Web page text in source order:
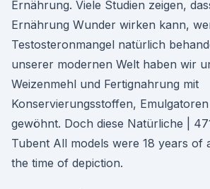
Ernährung. Viele Studien zeigen,
Ernährung Wunder wirken kann,
Testosteronmangel natürlich
unserer modernen Welt haben wir
Weizenmehl und Fertignahrung mit
Konservierungsstoffen,
gewöhnt. Doch diese Natürliche |
Tubent All models were 18 years of
the time of depiction.